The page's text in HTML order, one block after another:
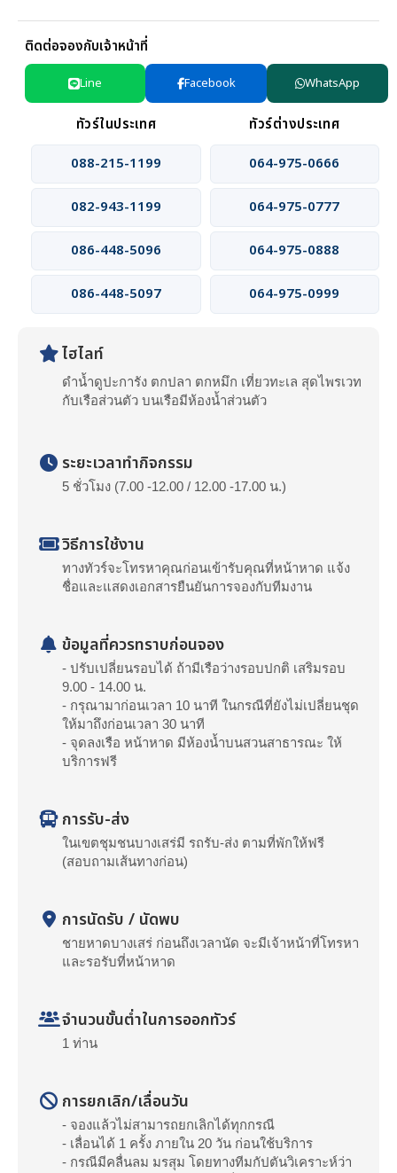
ติดต่อจองกับเจ้าหน้าที่
Line Facebook WhatsApp
ทัวร์ในประเทศ
ทัวร์ต่างประเทศ
088-215-1199
064-975-0666
082-943-1199 064-975-0777
086-448-5096 064-975-0888
086-448-5097 064-975-0999
ไฮไลท์
ดำน้ำดูปะการัง ตกปลา ตกหมึก เที่ยวทะเล สุดไพรเวท
กับเรือส่วนตัว บนเรือมีห้องน้ำส่วนตัว
ระยะเวลาทำกิจกรรม
5 ชั่วโมง (7.00 -12.00 / 12.00 -17.00 น.)
วิธีการใช้งาน
ทางทัวร์จะโทรหาคุณก่อนเข้ารับคุณที่หน้าหาด แจ้ง
ชื่อและแสดงเอกสารยืนยันการจองกับทีมงาน
ข้อมูลที่ควรทราบก่อนจอง
- ปรับเปลี่ยนรอบได้ ถ้ามีเรือว่างรอบปกติ เสริมรอบ
9.00 - 14.00 น.
- กรุณามาก่อนเวลา 10 นาที ในกรณีที่ยังไม่เปลี่ยนชุด
ให้มาถึงก่อนเวลา 30 นาที
- จุดลงเรือ หน้าหาด มีห้องน้ำบนสวนสาธารณะ ให้
บริการฟรี
การรับ-ส่ง
ในเขตชุมชนบางเสร่มี รถรับ-ส่ง ตามที่พักให้ฟรี
(สอบถามเส้นทางก่อน)
การนัดรับ / นัดพบ
ชายหาดบางเสร่ ก่อนถึงเวลานัด จะมีเจ้าหน้าที่โทรหา
และรอรับที่หน้าหาด
จำนวนขั้นต่ำในการออกทัวร์
1 ท่าน
การยกเลิก/เลื่อนวัน
- จองแล้วไม่สามารถยกเลิกได้ทุกกรณี
- เลื่อนได้ 1 ครั้ง ภายใน 20 วัน ก่อนใช้บริการ
- กรณีมีคลื่นลม มรสุม โดยทางทีมกัปตันวิเคราะห์ว่า